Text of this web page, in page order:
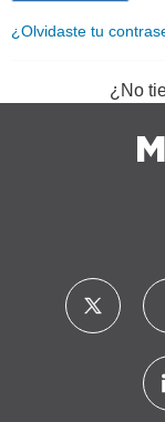
¿Olvidaste tu
¿No